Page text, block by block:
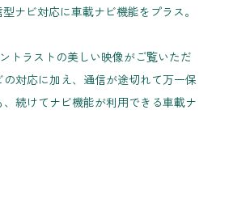
ナビ対応に車載ナビ機能をプラス。
トラストの美しい映像がご覧いただ
対応に加え、通信が途切れて万一保
続けてナビ機能が利用できる車載ナ